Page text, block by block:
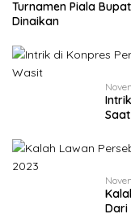
Turnamen Piala
Dinaikan
Dari